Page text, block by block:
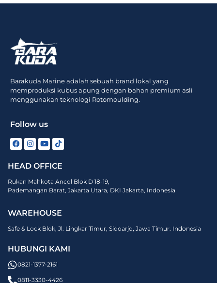
Barakuda Marine adalah sebuah brand lokal yang
memproduksi kubus apung dengan bahan premium asli
menggunakan teknologi Rotomoulding.
Follow us
HEAD OFFICE
Rukan Mahkota Ancol Blok D 18-19,
Pademangan Barat, Jakarta Utara, DKI Jakarta, Indonesia
WAREHOUSE
Safe & Lock Blok, Jl. Lingkar Timur, Sidoarjo, Jawa Timur. Indonesia
HUBUNGI KAMI
0821-1377-2161
0811-3330-4426